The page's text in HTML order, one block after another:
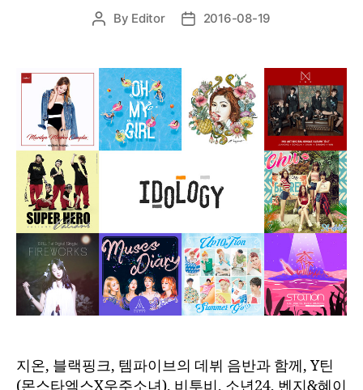
Post
By Editor
Post2016-08-19
지온, 블랙핑크, 템파이브의 데뷔 음반과 함께, Y틴